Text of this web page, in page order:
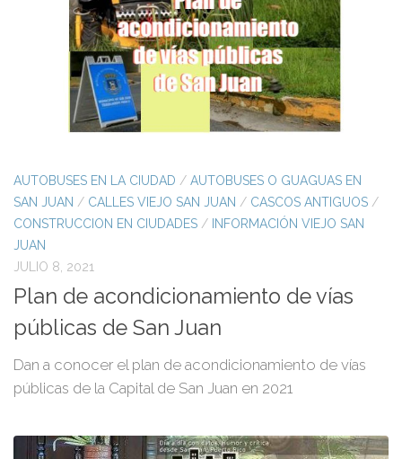
AUTOBUSES EN LA CIUDAD / AUTOBUSES O GUAGUAS EN
SAN JUAN / CALLES VIEJO SAN JUAN / CASCOS ANTIGUOS /
CONSTRUCCION EN CIUDADES / INFORMACIÓN VIEJO SAN
JUAN
JULIO 8, 2021
Plan de acondicionamiento de vías
públicas de San Juan
Dan a conocer el plan de acondicionamiento de vías
públicas de la Capital de San Juan en 2021